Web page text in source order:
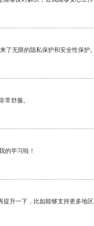
了无限的隐私保护和安全性保护。
常舒服。
的学习啦！
升一下，比如能够支持更多地区